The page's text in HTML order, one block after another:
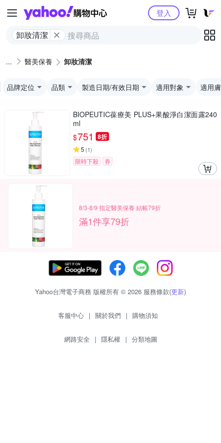
Yahoo購物中心
卸妝清潔
登入
醫美保養 卸妝清潔
品牌定位 品類 製造日期/有效日期 適用對象 適用
BIOPEUTIC葆療美 PLUS+果酸淨白潔面露240
ml
$751 8折
5 (1)
限時下殺 券
8/3-8/9 指定醫美保養 結帳79折
滿1件享79折
Yahoo台灣電子商務 版權所有 © 2026 服務條款(更新)
客服中心 | 關於我們 | 購物須知
網路安全 | 隱私權 | 分類地圖